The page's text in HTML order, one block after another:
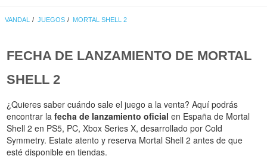
VANDAL JUEGOS MORTAL SHELL 2
FECHA DE LANZAMIENTO DE MORTAL
SHELL 2
¿Quieres saber cuándo sale el juego a la venta? Aquí podrás
encontrar lafecha de lanzamiento oficial en España de Mortal
Shell 2 en PS5, PC, Xbox Series X, desarrollado por Cold
Symmetry. Estate atento y reserva Mortal Shell 2 antes de que
esté disponible en tiendas.